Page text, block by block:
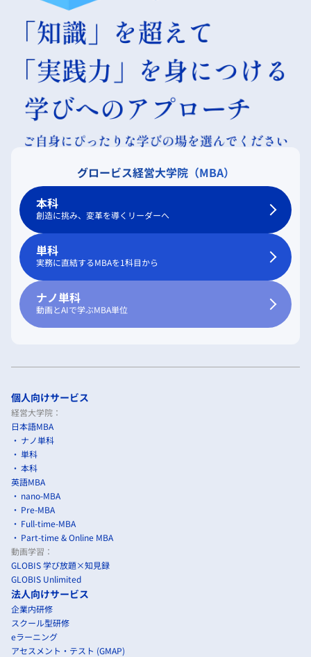
グロービス経営大学院（MBA）
本科
創造に挑み、変革を導くリーダーへ
単科
実務に直結するMBAを1科目から
ナノ単科
動画とAIで学ぶMBA単位
個人向けサービス
経営大学院：
日本語MBA
ナノ単科
単科
本科
英語MBA
nano-MBA
Pre-MBA
Full-time-MBA
Part-time & Online MBA
動画学習：
GLOBIS 学び放題×知見録
GLOBIS Unlimited
法人向けサービス
企業内研修
スクール型研修
eラーニング
アセスメント・テスト (GMAP)